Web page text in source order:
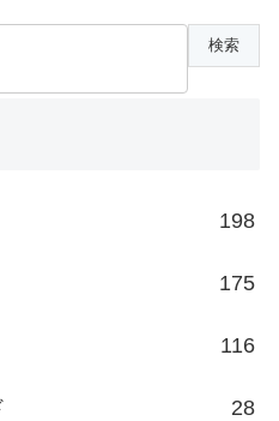
198
175
116
28